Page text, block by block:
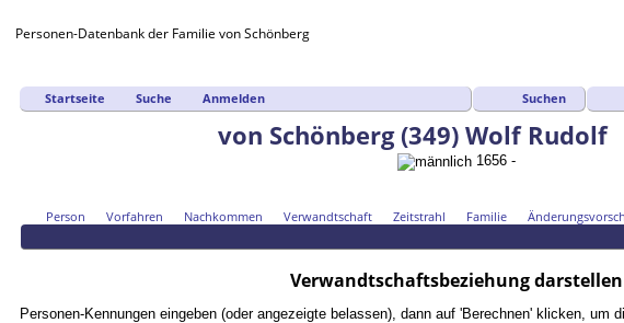
Personen-Datenbank der Familie von Schönberg
Startseite Suche Anmelden Suchen
von Schönberg (349) Wolf Rudolf
1656 -
Person Vorfahren Nachkommen Verwandtschaft Zeitstrahl Familie
Verwandtschaftsbeziehung darstellen
Personen-Kennungen eingeben (oder angezeigte belassen), dann auf 'Berechnen' klicken, um